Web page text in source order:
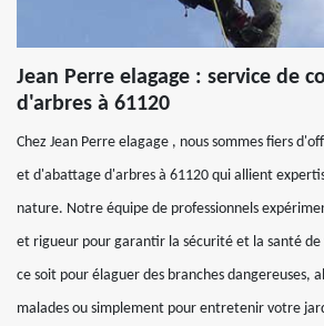
Jean Perre elagage : service de
d'arbres à 61120
Chez Jean Perre elagage , nous sommes fiers
et d'abattage d'arbres à 61120 qui allient
nature. Notre équipe de professionnels
et rigueur pour garantir la sécurité et la santé
ce soit pour élaguer des branches dangereuses,
malades ou simplement pour entretenir votre